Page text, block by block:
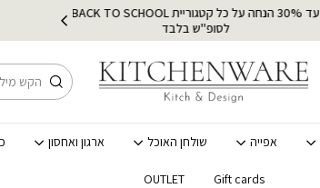
עד 30% הנחה על כל קטגוריית BACK TO SCHOOL
לסופ"ש בלבד
חיפוש
אפייה שולחן האוכל ארגון ואחסון
Gift cards
OUTLET